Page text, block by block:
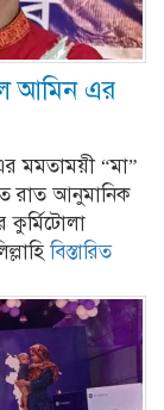
আমিন এর
মমতাময়ী “মা”
রাত আনুমানিক
কুর্মিটোলা
বিস্তারিত